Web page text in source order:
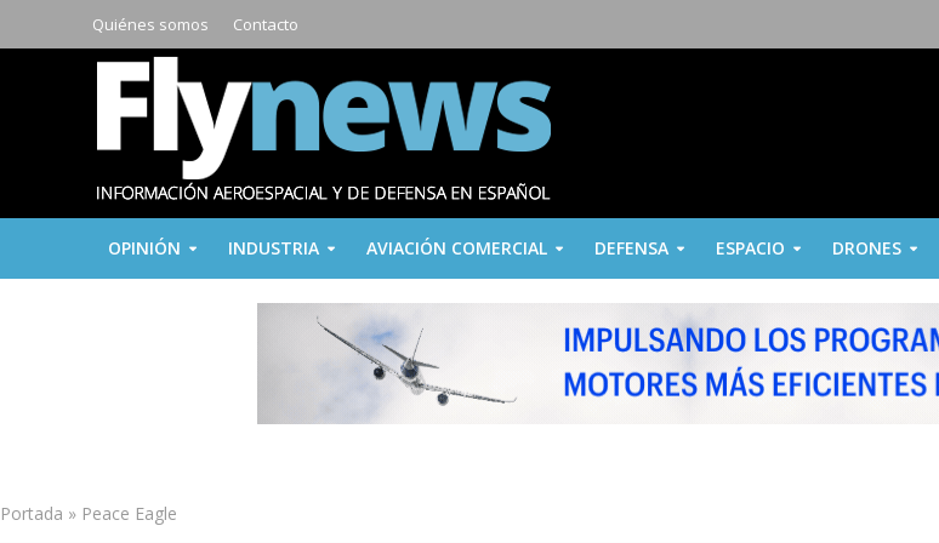
Quiénes somos Contacto
OPINIÓN INDUSTRIA AVIACIÓN COMERCIAL DEFENSA ESPACIO DRONES
Portada » Peace Eagle